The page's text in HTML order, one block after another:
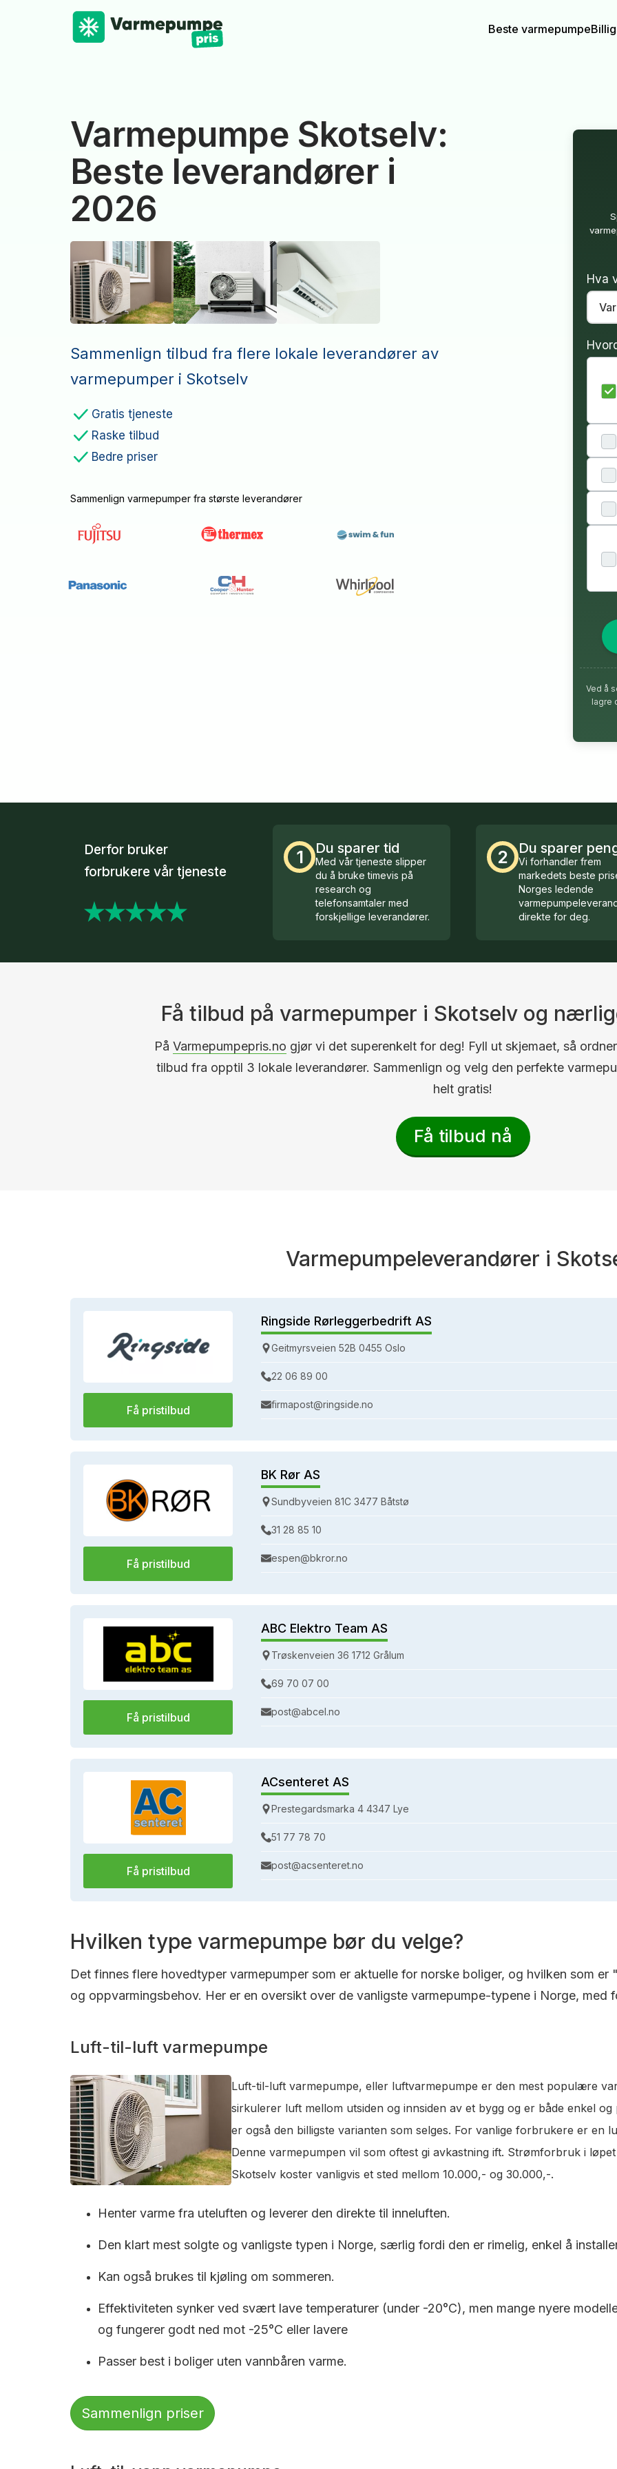
Beste varmepumpe
Varmepumpe Skotselv:
Beste leverandører i
2026
Sammenlign tilbud fra flere lokale leverandører av
varmepumper i Skotselv
Gratis tjeneste
Raske tilbud
Bedre priser
Sammenlign varmepumper fra største leverandører
Hva
Ved å
lagre
Derfor bruker
forbrukere vår tjeneste
1 Du sparer tid
Med vår tjeneste slipper
du å bruke timevis på
research og
telefonsamtaler med
forskjellige leverandører.
2 Du sparer
Vi forhandler frem
markedets beste
Norges ledende
direkte for deg.
Få tilbud på varmepumper i Skotselv og
På Varmepumpepris.no gjør vi det superenkelt for deg! Fyll ut skjemaet, så
tilbud fra opptil 3 lokale leverandører. Sammenlign og velg den perfekte
helt gratis!
Få tilbud nå
Varmepumpeleverandører i
Få pristilbud
Ringside Rørleggerbedrift AS
Geitmyrsveien 52B 0455 Oslo
22 06 89 00
firmapost@ringside.no
Få pristilbud
BK Rør AS
Sundbyveien 81C 3477 Båtstø
31 28 85 10
espen@bkror.no
Få pristilbud
ABC Elektro Team AS
Trøskenveien 36 1712 Grålum
69 70 07 00
post@abcel.no
Få pristilbud
ACsenteret AS
Prestegardsmarka 4 4347 Lye
51 77 78 70
post@acsenteret.no
Hvilken type varmepumpe bør du velge?
Det finnes flere hovedtyper varmepumper som er aktuelle for norske boliger, og hvilken som er
og oppvarmingsbehov. Her er en oversikt over de vanligste varmepumpe-typene i Norge, med
Luft-til-luft varmepumpe
Luft-til-luft varmepumpe, eller luftvarmepumpe er den mest populære
sirkulerer luft mellom utsiden og innsiden av et bygg og er både enkel
er også den billigste varianten som selges. For vanlige forbrukere er en
Denne varmepumpen vil som oftest gi avkastning ift. Strømforbruk i
Skotselv koster vanligvis et sted mellom 10.000,- og 30.000,-.
Henter varme fra uteluften og leverer den direkte til inneluften.
Den klart mest solgte og vanligste typen i Norge, særlig fordi den er rimelig, enkel å
Kan også brukes til kjøling om sommeren.
Effektiviteten synker ved svært lave temperaturer (under -20°C), men mange nyere
og fungerer godt ned mot -25°C eller lavere
Passer best i boliger uten vannbåren varme.
Sammenlign priser